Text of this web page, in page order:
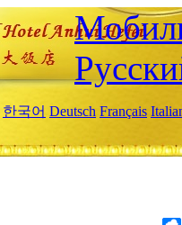
한국어 Deutsch Français